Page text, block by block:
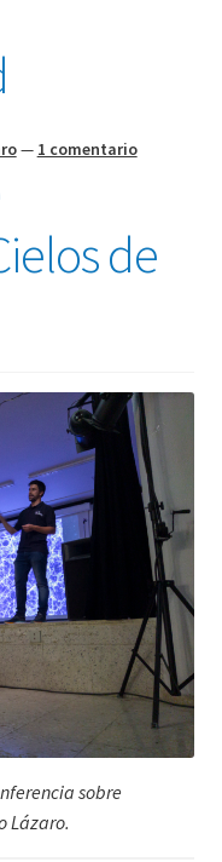
— 1 comentario
de
sobre
Lázaro.